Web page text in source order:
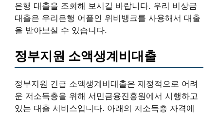
은행 대출을 조회해 보시길 바랍니다. 우리 비상금
대출은 우리은행 어플인 위비뱅크를 사용해서 대출
을 받아보실 수 있습니다.
정부지원 소액생계비대출
정부지원 긴급 소액생계비대출은 재정적으로 어려
운 저소득층을 위해 서민금융진흥원에서 시행하고
있는 대출 서비스입니다. 아래의 저소득층 자격에